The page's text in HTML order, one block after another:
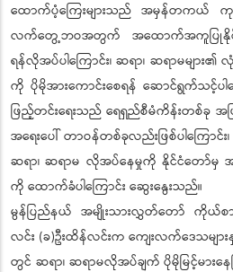
ထောက်ပံ့ကြေးများသည် အမှန်တကယ် ကုန်
လက်တွေ့ဘဝအတွက် အထောက်အကူပြုနိုင်
ရန်လိုအပ်ပါကြောင်း၊ ဆရာ၊ ဆရာမများ၏ လုံ
ကို ပိုမိုအားကောင်းစေရန် ဆောင်ရွက်သင့်ပါ
ဖြည့်တင်းရေးသည် ရေရှည်စီမံကိန်းတစ်ခု အဖ
အရေးပေါ် တာဝန်တစ်ခုလည်းဖြစ်ပါကြောင်း၊
ဆရာ၊ ဆရာမ လိုအပ်နေမှုကို နိုင်ငံတော်မှ အ
ကို ထောက်ခံပါကြောင်း ဆွေးနွေးသည်။
မွန်ပြည်နယ် အမျိုးသားလွှတ်တော် ကိုယ်စာ
လင်း (ခ)ဦးထိန်လင်းက ကျေးလက်ဒေသများ
တွင် ဆရာ၊ ဆရာမလိုအပ်ချက် ပိုမိုမြင့်မား